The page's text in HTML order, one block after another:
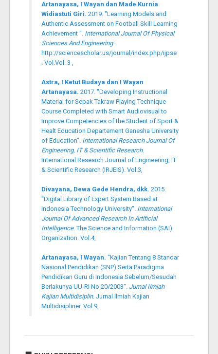
Artanayasa, I Wayan dan Made Kurnia
Widiastuti Giri. 2019. "Learning Models and
Authentic Assessment on Football Skill Learning
Achievement ". International Journal Of Physical
Sciences And Engineering .
http://sciencescholar.us/journal/index.php/ijpse
. Vol.Vol. 3 ,
Astra, I Ketut Budaya dan I Wayan
Artanayasa. 2017. "Developing Instructional
Material for Sepak Takraw Playing Technique
Course Completed with Smart Audiovisual to
Improve Competencies of the Student of Sport &
Healt Education Departement Ganesha University
of Education". International Research Journal Of
Engineering, IT & Scientific Research.
International Research Journal of Engineering, IT
& Scientific Research (IRJEIS). Vol.3,
Divayana, Dewa Gede Hendra, dkk. 2015.
"Digital Library of Expert System Based at
Indonesia Technology University". International
Journal Of Advanced Research In Artificial
Intelligence. The Science and Information (SAI)
Organization. Vol.4,
Artanayasa, I Wayan. "Kajian Tentang 8 Standar
Nasional Pendidikan (SNP) Serta Paradigma
Pendidikan Guru di Indonesia Sebelum/Sesudah
Berlakunya UU-RI No.20/2003". Jurnal Ilmiah
Kajian Multidisiplin. Jurnal Ilmiah Kajian
Multidisipliner. Vol.9,